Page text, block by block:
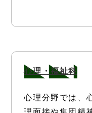
心理・福祉科
心理分野では、